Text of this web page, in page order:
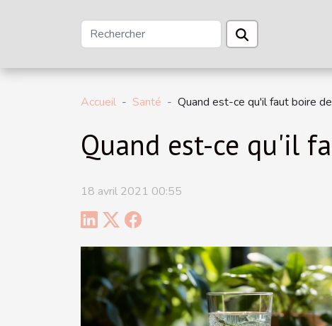
Accueil Santé Quand est-ce qu'il faut boire
Quand est-ce qu'il
18 avril 2021 00:55